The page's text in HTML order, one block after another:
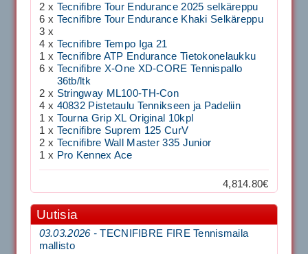
2 x Tecnifibre Tour Endurance 2025 selkäreppu
6 x Tecnifibre Tour Endurance Khaki Selkäreppu
3 x
4 x Tecnifibre Tempo Iga 21
1 x Tecnifibre ATP Endurance Tietokonelaukku
6 x Tecnifibre X-One XD-CORE Tennispallo
36tb/ltk
2 x Stringway ML100-TH-Con
4 x 40832 Pistetaulu Tennikseen ja Padeliin
1 x Tourna Grip XL Original 10kpl
1 x Tecnifibre Suprem 125 CurV
2 x Tecnifibre Wall Master 335 Junior
1 x Pro Kennex Ace
4,814.80€
Uutisia
03.03.2026 -TECNIFIBRE FIRE Tennismaila
mallisto